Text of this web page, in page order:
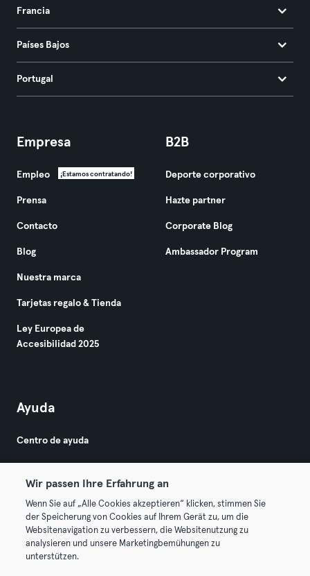
Francia
Países Bajos
Portugal
Empresa
Empleo ¡Estamos contratando!
Prensa
Contacto
Blog
Nuestra marca
Tarjetas regalo & Tienda
Ley Europea de
Accesibilidad 2025
B2B
Deporte corporativo
Hazte partner
Corporate Blog
Ambassador Program
Ayuda
Centro de ayuda
© 2026 Urban Sports Group GmbH. All rights reserved.
Términos y condiciones
Wir passen Ihre Erfahrung an
Wenn Sie auf „Alle Cookies akzeptieren“ klicken, stimmen Sie
der Speicherung von Cookies auf Ihrem Gerät zu, um die
Websitenavigation zu verbessern, die Websitenutzung zu
analysieren und unsere Marketingbemühungen zu
unterstützen.